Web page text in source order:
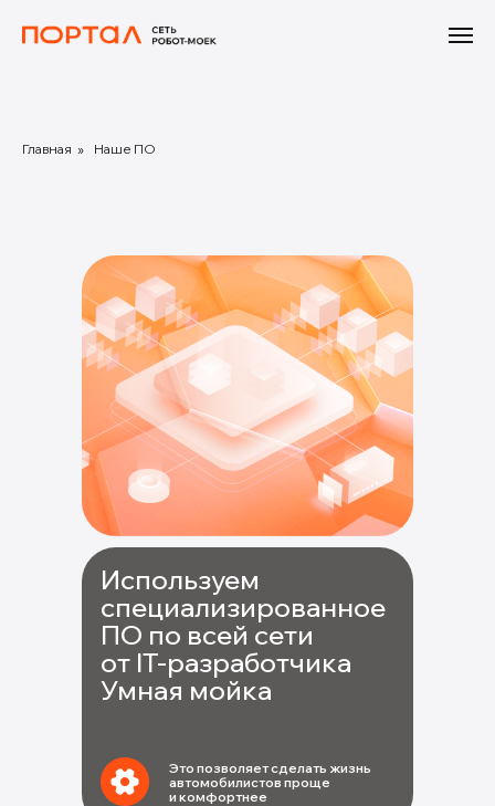
Главная » Наше ПО
Используем
специализированное
ПО по всей сети
от IT-разработчика
Умная мойка
Это позволяет сделать жизнь
автомобилистов проще
и комфортнее
Тратить
всего 11 минут
на уход за т/с